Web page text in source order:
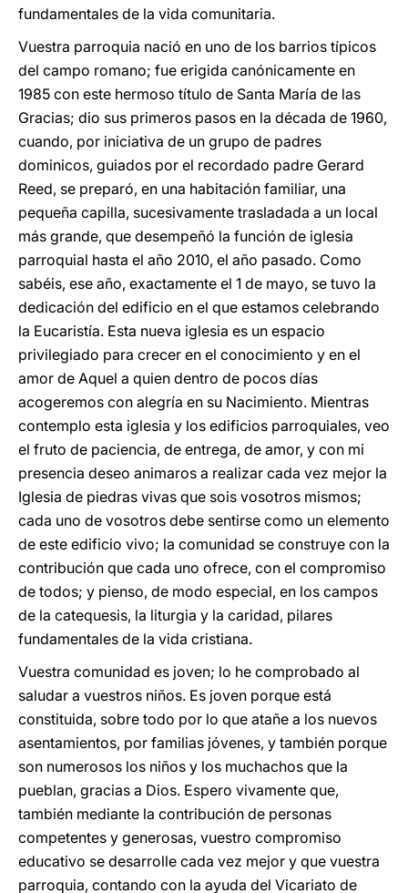
fundamentales de la vida comunitaria.
Vuestra parroquia nació en uno de los barrios típicos
del campo romano; fue erigida canónicamente en
1985 con este hermoso título de Santa María de las
Gracias; dio sus primeros pasos en la década de 1960,
cuando, por iniciativa de un grupo de padres
dominicos, guiados por el recordado padre Gerard
Reed, se preparó, en una habitación familiar, una
pequeña capilla, sucesivamente trasladada a un local
más grande, que desempeñó la función de iglesia
parroquial hasta el año 2010, el año pasado. Como
sabéis, ese año, exactamente el 1 de mayo, se tuvo la
dedicación del edificio en el que estamos celebrando
la Eucaristía. Esta nueva iglesia es un espacio
privilegiado para crecer en el conocimiento y en el
amor de Aquel a quien dentro de pocos días
acogeremos con alegría en su Nacimiento. Mientras
contemplo esta iglesia y los edificios parroquiales, veo
el fruto de paciencia, de entrega, de amor, y con mi
presencia deseo animaros a realizar cada vez mejor la
Iglesia de piedras vivas que sois vosotros mismos;
cada uno de vosotros debe sentirse como un elemento
de este edificio vivo; la comunidad se construye con la
contribución que cada uno ofrece, con el compromiso
de todos; y pienso, de modo especial, en los campos
de la catequesis, la liturgia y la caridad, pilares
fundamentales de la vida cristiana.
Vuestra comunidad es joven; lo he comprobado al
saludar a vuestros niños. Es joven porque está
constituida, sobre todo por lo que atañe a los nuevos
asentamientos, por familias jóvenes, y también porque
son numerosos los niños y los muchachos que la
pueblan, gracias a Dios. Espero vivamente que,
también mediante la contribución de personas
competentes y generosas, vuestro compromiso
educativo se desarrolle cada vez mejor y que vuestra
parroquia, contando con la ayuda del Vicariato de